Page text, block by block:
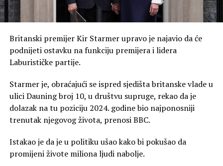
Britanski premijer Kir Starmer upravo je najavio da će
podnijeti ostavku na funkciju premijera i lidera
Laburističke partije.
Starmer je, obraćajući se ispred sjedišta britanske vlade u
ulici Dauning broj 10, u društvu supruge, rekao da je
dolazak na tu poziciju 2024. godine bio najponosniji
trenutak njegovog života, prenosi BBC.
Istakao je da je u politiku ušao kako bi pokušao da
promijeni živote miliona ljudi nabolje.